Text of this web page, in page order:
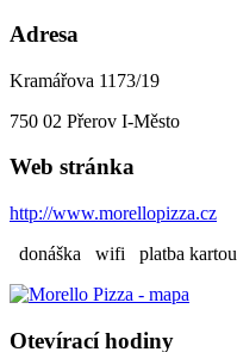
Adresa
Kramářova 1173/19
750 02 Přerov I-Město
Web stránka
http://www.morellopizza.cz
donáška
wifi platba kartou
Otevírací hodiny